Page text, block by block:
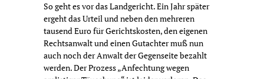
So geht es vor das Landgericht. Ein Jahr später
ergeht das Urteil und neben den mehreren
tausend Euro für Gerichtskosten, den eigenen
Rechtsanwalt und einen Gutachter muß nun
auch noch der Anwalt der Gegenseite bezahlt
werden. Der Prozess „Anfechtung wegen